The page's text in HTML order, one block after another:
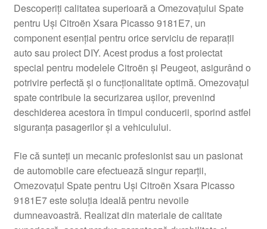
Despre noi
Finalizare comandă
Livrare
Livrare în toată lumea
Plângere
Plățile
Politică de confidențialitate
Descoperiți calitatea superioară a Omezovațului Spate
pentru Uși Citroën Xsara Picasso 9181E7, un
component esențial pentru orice serviciu de reparații
auto sau proiect DIY. Acest produs a fost proiectat
special pentru modelele Citroën și Peugeot, asigurând o
potrivire perfectă și o funcționalitate optimă. Omezovațul
spate contribuie la securizarea ușilor, prevenind
deschiderea acestora în timpul conducerii, sporind astfel
siguranța pasagerilor și a vehiculului.
Fie că sunteți un mecanic profesionist sau un pasionat
de automobile care efectuează singur reparții,
Omezovațul Spate pentru Uși Citroën Xsara Picasso
9181E7 este soluția ideală pentru nevoile
dumneavoastră. Realizat din materiale de calitate